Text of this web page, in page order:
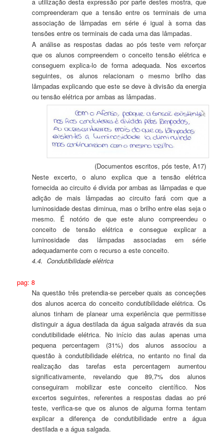
a utilização desta expressão por parte destes mostra, que
compreenderam que a tensão entre os terminais de uma
associação de lâmpadas em série é igual à soma das
tensões entre os terminais de cada uma das lâmpadas.
A análise as respostas dadas ao pós teste vem reforçar
que os alunos compreendem o conceito tensão elétrica e
conseguem explica-lo de forma adequada. Nos excertos
seguintes, os alunos relacionam o mesmo brilho das
lâmpadas explicando que este se deve à divisão da energia
ou tensão elétrica por ambas as lâmpadas.
(Documentos escritos, pós teste, A17)
Neste excerto, o aluno explica que a tensão elétrica
fornecida ao circuito é divida por ambas as lâmpadas e que
adição de mais lâmpadas ao circuito fará com que a
luminosidade destas diminua, mas o brilho entre elas seja o
mesmo. É notório de que este aluno compreendeu o
conceito de tensão elétrica e consegue explicar a
luminosidade das lâmpadas associadas em série
adequadamente com o recurso a este conceito.
4.4.Condutibilidade elétrica
pag: 8
Na questão três pretendia-se perceber quais as conceções
dos alunos acerca do conceito condutibilidade elétrica. Os
alunos tinham de planear uma experiência que permitisse
distinguir a água destilada da água salgada através da sua
condutibilidade elétrica. No início das aulas apenas uma
pequena percentagem (31%) dos alunos associou a
questão à condutibilidade elétrica, no entanto no final da
realização das tarefas esta percentagem aumentou
significativamente, revelando que 89,7% dos alunos
conseguiram mobilizar este conceito científico. Nos
excertos seguintes, referentes a respostas dadas ao pré
teste, verifica-se que os alunos de alguma forma tentam
explicar a diferença de condutibilidade entre a água
destilada e a água salgada.